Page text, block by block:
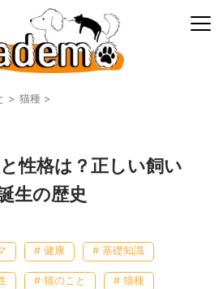
> 猫種 >
性格は？正しい飼い
生の歴史
# 健康 # 基礎知識
# 猫のこと # 猫種